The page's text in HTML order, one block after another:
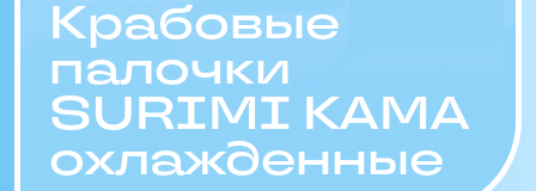
Крабовые
палочки
SURIMI KAMA
охлажденные